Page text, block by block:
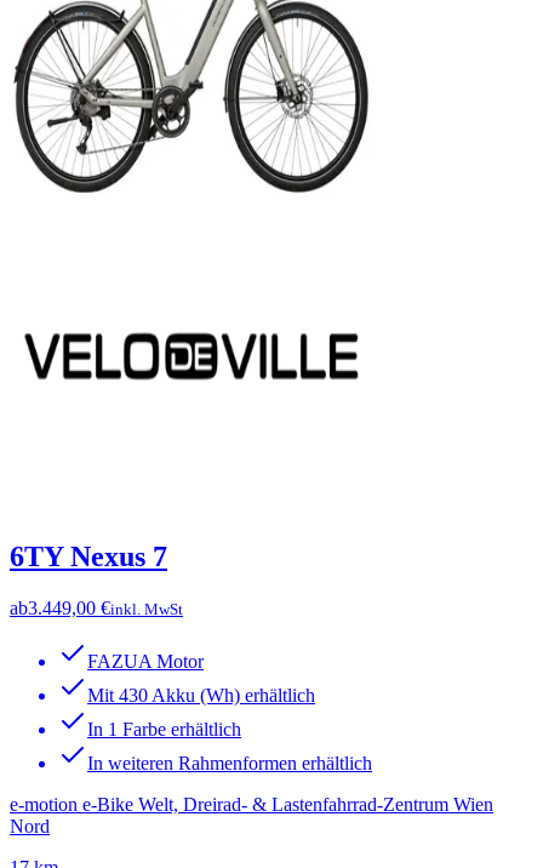
6TY Nexus 7
ab3.449,00 €inkl. MwSt
FAZUA Motor
Mit 430 Akku (Wh) erhältlich
In 1 Farbe erhältlich
In weiteren Rahmenformen erhältlich
e-motion e-Bike Welt, Dreirad- & Lastenfahrrad-Zentrum Wien
Nord